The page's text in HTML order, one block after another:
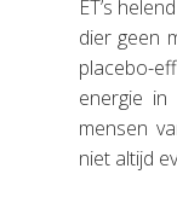
ET’s
dier geen
placebo-
energie
mensen
niet altijd